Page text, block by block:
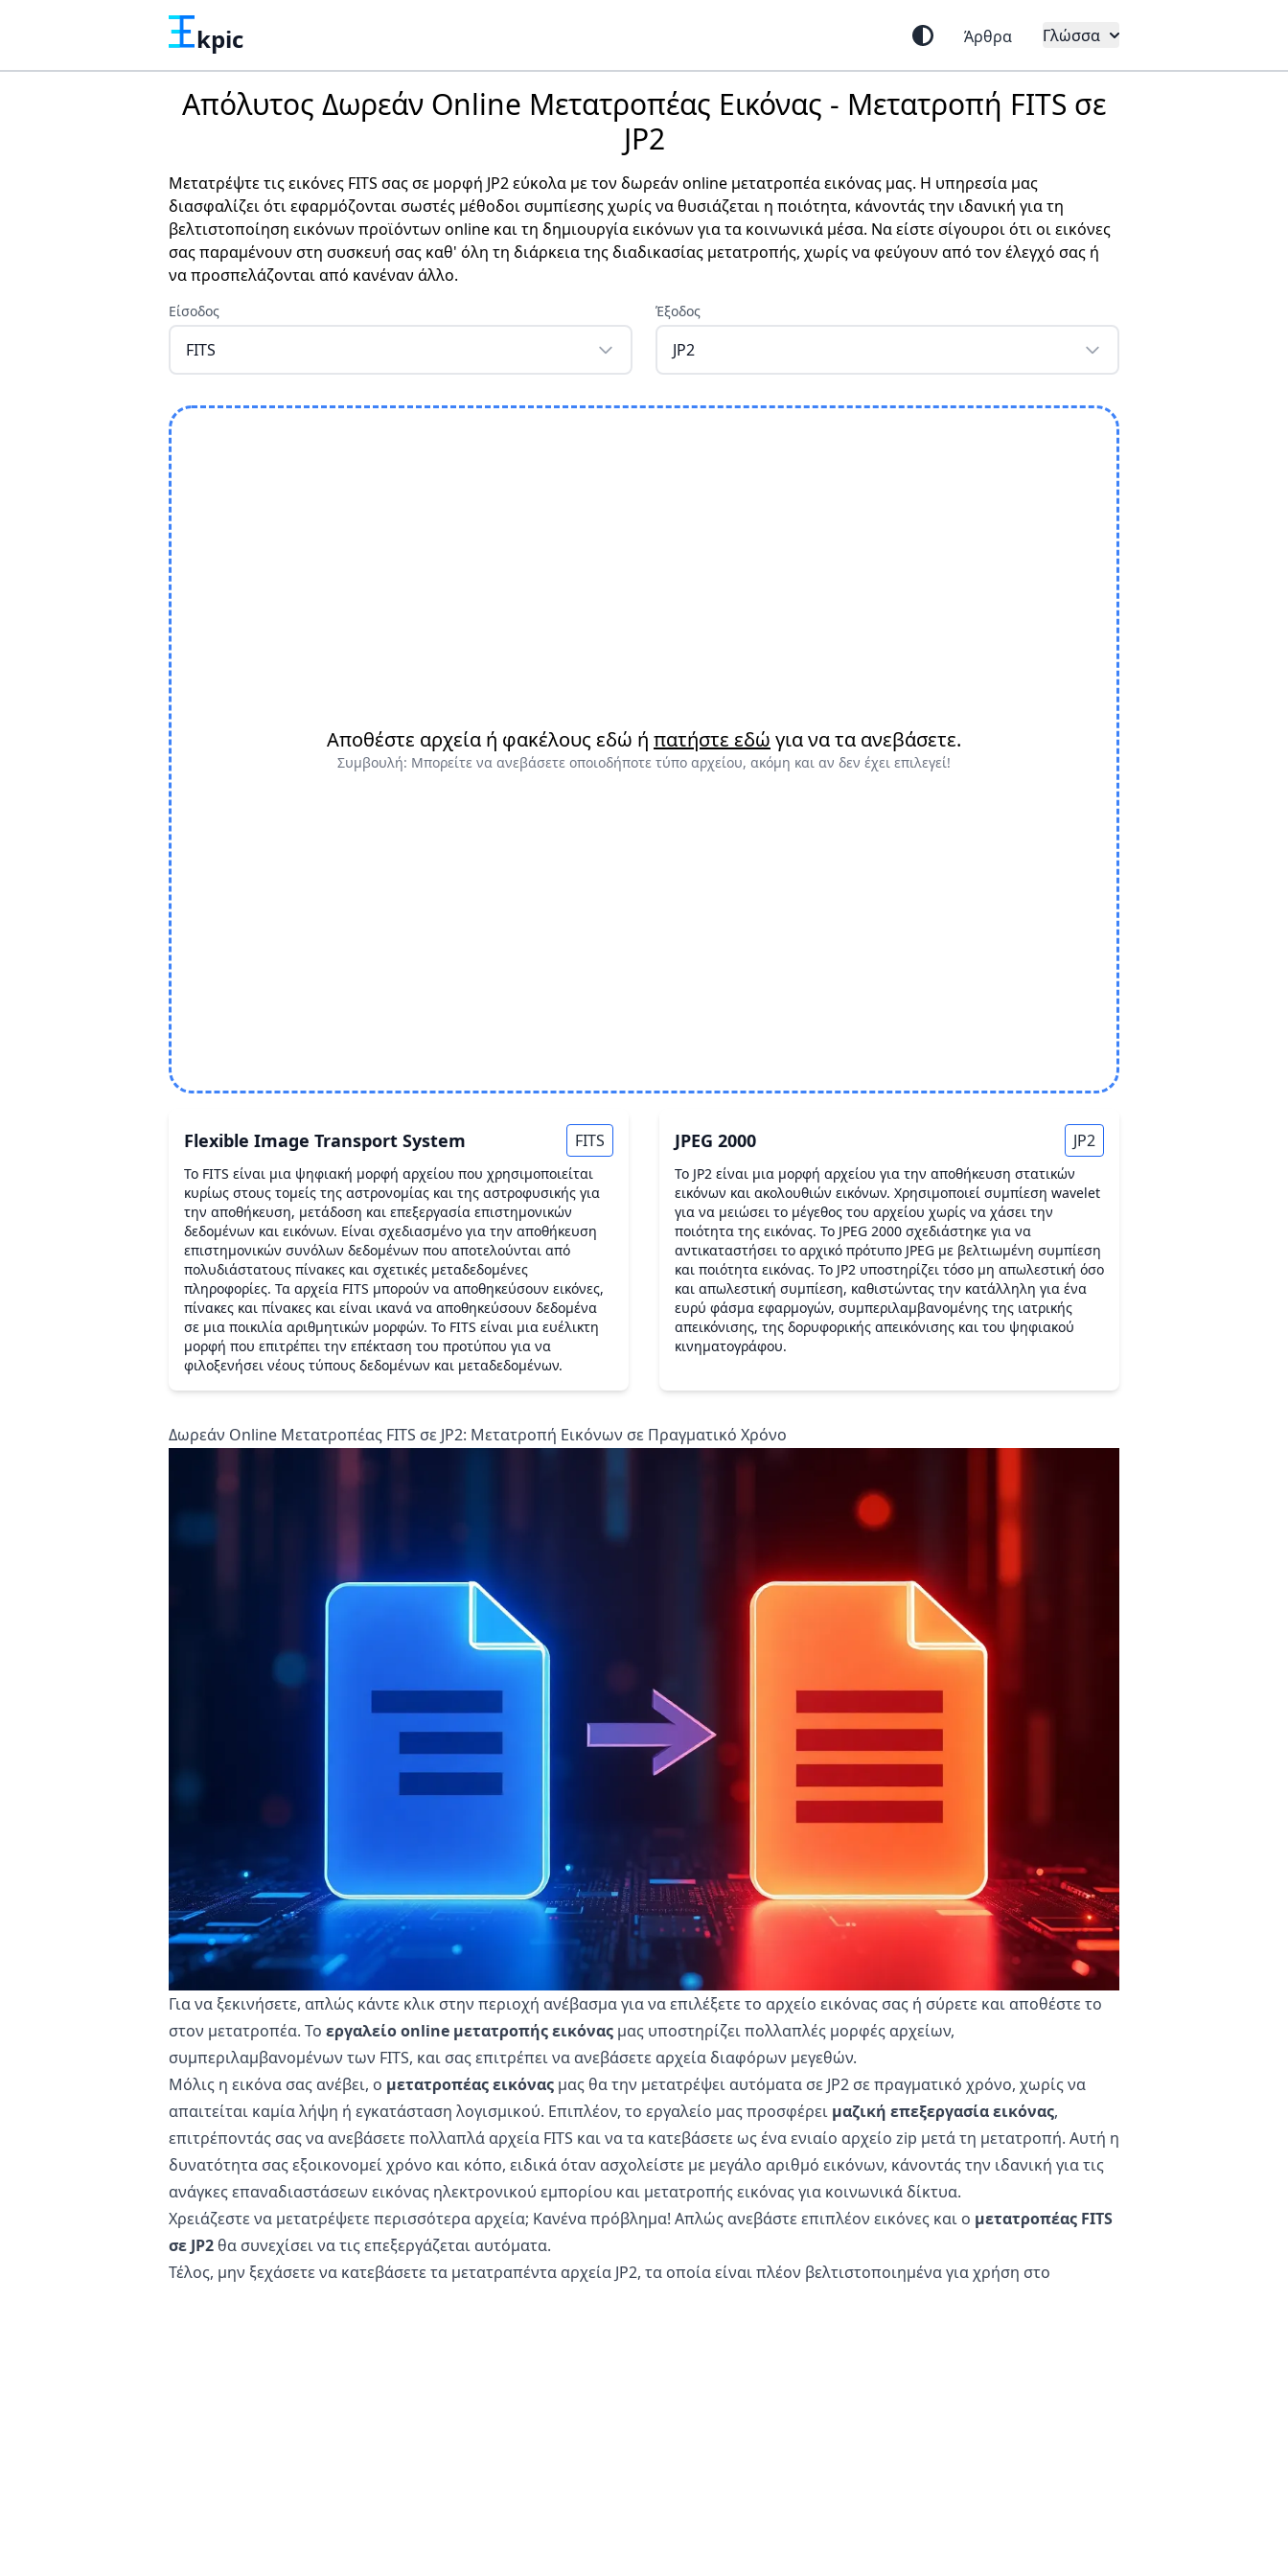
kpic Άρθρα Γλώσσα
Απόλυτος Δωρεάν Online Μετατροπέας Εικόνας - Μετατροπή FITS σε
JP2
Μετατρέψτε τις εικόνες FITS σας σε μορφή JP2 εύκολα με τον δωρεάν online μετατροπέα εικόνας μας. Η υπηρεσία μας
διασφαλίζει ότι εφαρμόζονται σωστές μέθοδοι συμπίεσης χωρίς να θυσιάζεται η ποιότητα, κάνοντάς την ιδανική για τη
βελτιστοποίηση εικόνων προϊόντων online και τη δημιουργία εικόνων για τα κοινωνικά μέσα. Να είστε σίγουροι ότι οι εικόνες
σας παραμένουν στη συσκευή σας καθ' όλη τη διάρκεια της διαδικασίας μετατροπής, χωρίς να φεύγουν από τον έλεγχό σας ή
να προσπελάζονται από κανέναν άλλο.
Είσοδος
FITS
Έξοδος
JP2
Αποθέστε αρχεία ή φακέλους εδώ ή πατήστε εδώ για να τα ανεβάσετε.
Συμβουλή: Μπορείτε να ανεβάσετε οποιοδήποτε τύπο αρχείου, ακόμη και αν δεν έχει επιλεγεί!
Flexible Image Transport System FITS
Το FITS είναι μια ψηφιακή μορφή αρχείου που χρησιμοποιείται
κυρίως στους τομείς της αστρονομίας και της αστροφυσικής για
την αποθήκευση, μετάδοση και επεξεργασία επιστημονικών
δεδομένων και εικόνων. Είναι σχεδιασμένο για την αποθήκευση
επιστημονικών συνόλων δεδομένων που αποτελούνται από
πολυδιάστατους πίνακες και σχετικές μεταδεδομένες
πληροφορίες. Τα αρχεία FITS μπορούν να αποθηκεύσουν εικόνες,
πίνακες και πίνακες και είναι ικανά να αποθηκεύσουν δεδομένα
σε μια ποικιλία αριθμητικών μορφών. Το FITS είναι μια ευέλικτη
μορφή που επιτρέπει την επέκταση του προτύπου για να
φιλοξενήσει νέους τύπους δεδομένων και μεταδεδομένων.
JPEG 2000 JP2
Το JP2 είναι μια μορφή αρχείου για την αποθήκευση στατικών
εικόνων και ακολουθιών εικόνων. Χρησιμοποιεί συμπίεση wavelet
για να μειώσει το μέγεθος του αρχείου χωρίς να χάσει την
ποιότητα της εικόνας. Το JPEG 2000 σχεδιάστηκε για να
αντικαταστήσει το αρχικό πρότυπο JPEG με βελτιωμένη συμπίεση
και ποιότητα εικόνας. Το JP2 υποστηρίζει τόσο μη απωλεστική όσο
και απωλεστική συμπίεση, καθιστώντας την κατάλληλη για ένα
ευρύ φάσμα εφαρμογών, συμπεριλαμβανομένης της ιατρικής
απεικόνισης, της δορυφορικής απεικόνισης και του ψηφιακού
κινηματογράφου.
Δωρεάν Online Μετατροπέας FITS σε JP2: Μετατροπή Εικόνων σε Πραγματικό Χρόνο
Για να ξεκινήσετε, απλώς κάντε κλικ στην περιοχή ανέβασμα για να επιλέξετε το αρχείο εικόνας σας ή σύρετε και αποθέστε το
στον μετατροπέα. Το εργαλείο online μετατροπής εικόνας μας υποστηρίζει πολλαπλές μορφές αρχείων,
συμπεριλαμβανομένων των FITS, και σας επιτρέπει να ανεβάσετε αρχεία διαφόρων μεγεθών.
Μόλις η εικόνα σας ανέβει, ο μετατροπέας εικόνας μας θα την μετατρέψει αυτόματα σε JP2 σε πραγματικό χρόνο, χωρίς να
απαιτείται καμία λήψη ή εγκατάσταση λογισμικού. Επιπλέον, το εργαλείο μας προσφέρει μαζική επεξεργασία εικόνας,
επιτρέποντάς σας να ανεβάσετε πολλαπλά αρχεία FITS και να τα κατεβάσετε ως ένα ενιαίο αρχείο zip μετά τη μετατροπή. Αυτή η
δυνατότητα σας εξοικονομεί χρόνο και κόπο, ειδικά όταν ασχολείστε με μεγάλο αριθμό εικόνων, κάνοντάς την ιδανική για τις
ανάγκες επαναδιαστάσεων εικόνας ηλεκτρονικού εμπορίου και μετατροπής εικόνας για κοινωνικά δίκτυα.
Χρειάζεστε να μετατρέψετε περισσότερα αρχεία; Κανένα πρόβλημα! Απλώς ανεβάστε επιπλέον εικόνες και ο μετατροπέας FITS
σε JP2 θα συνεχίσει να τις επεξεργάζεται αυτόματα.
Τέλος, μην ξεχάσετε να κατεβάσετε τα μετατραπέντα αρχεία JP2, τα οποία είναι πλέον βελτιστοποιημένα για χρήση στο